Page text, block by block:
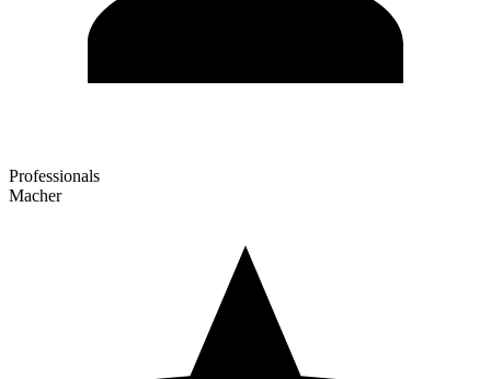
Professionals
Macher